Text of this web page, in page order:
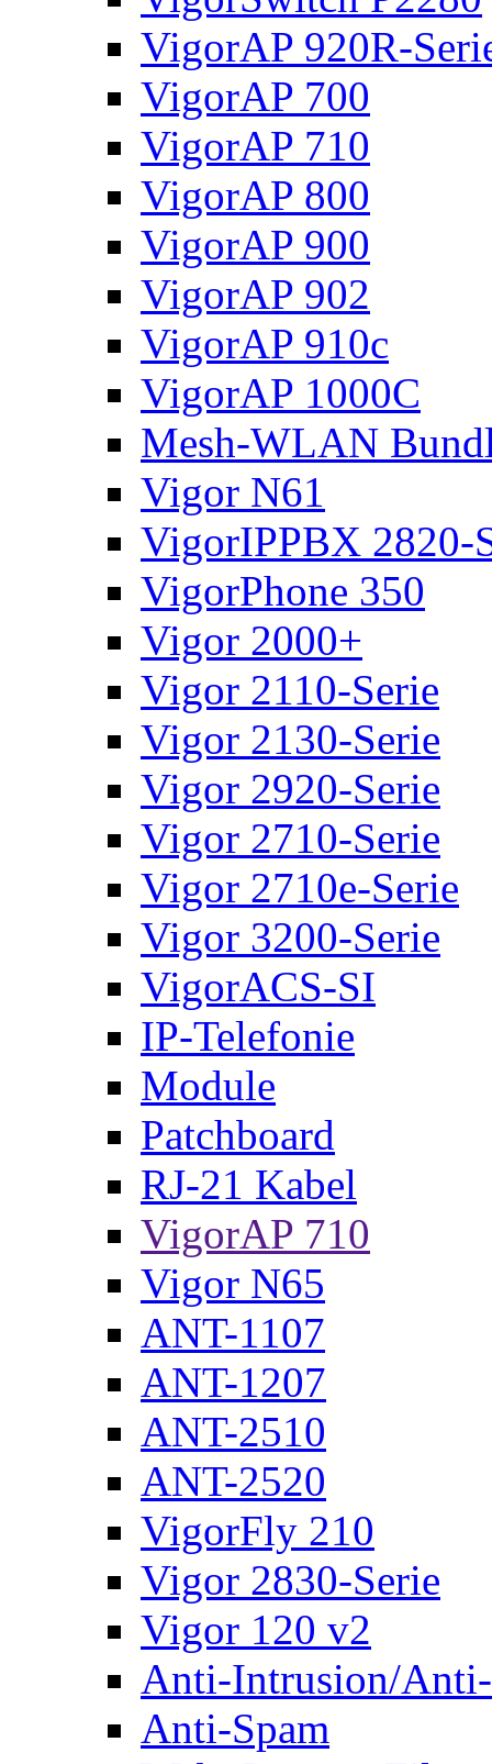
VigorAP 920R-
VigorAP 700
VigorAP 710
VigorAP 800
VigorAP 900
VigorAP 902
VigorAP 910c
VigorAP 1000C
Mesh-WLAN
Vigor N61
VigorIPPBX 2820-
VigorPhone 350
Vigor 2000+
Vigor 2110-Serie
Vigor 2130-Serie
Vigor 2920-Serie
Vigor 2710-Serie
Vigor 2710e-Serie
Vigor 3200-Serie
VigorACS-SI
IP-Telefonie
Module
Patchboard
RJ-21 Kabel
VigorAP 710
Vigor N65
ANT-1107
ANT-1207
ANT-2510
ANT-2520
VigorFly 210
Vigor 2830-Serie
Vigor 120 v2
Anti-Intrusion/
Anti-Spam